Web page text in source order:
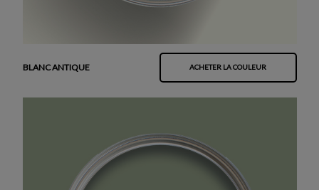
BLANC ANTIQUE ACHETER LA COULEUR